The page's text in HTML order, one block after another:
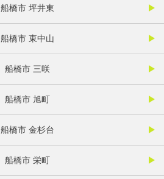
船橋市 坪井東
船橋市 東中山
船橋市 三咲
船橋市 旭町
船橋市 金杉台
船橋市 栄町